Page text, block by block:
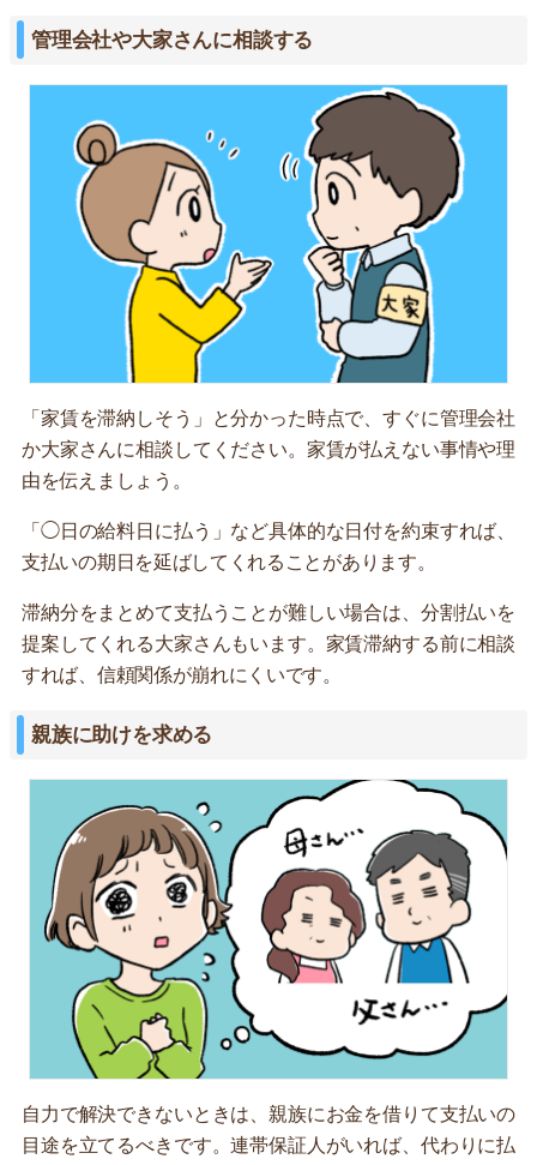
管理会社や大家さんに相談する
「家賃を滞納しそう」と分かった時点で、すぐに管理会社
か大家さんに相談してください。家賃が払えない事情や理
由を伝えましょう。
「◯日の給料日に払う」など具体的な日付を約束すれば、
支払いの期日を延ばしてくれることがあります。
滞納分をまとめて支払うことが難しい場合は、分割払いを
提案してくれる大家さんもいます。家賃滞納する前に相談
すれば、信頼関係が崩れにくいです。
親族に助けを求める
自力で解決できないときは、親族にお金を借りて支払いの
目途を立てるべきです。連帯保証人がいれば、代わりに払